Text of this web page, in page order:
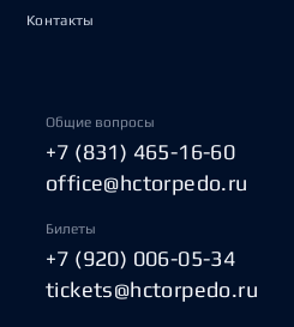
Контакты
Общие вопросы
+7 (831) 465-16-60
office@hctorpedo.ru
Билеты
+7 (920) 006-05-34
tickets@hctorpedo.ru